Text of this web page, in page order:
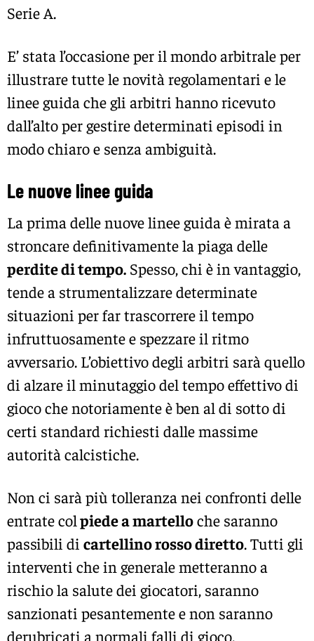
Serie A.
E’ stata l’occasione per il mondo arbitrale per
illustrare tutte le novità regolamentari e le
linee guida che gli arbitri hanno ricevuto
dall’alto per gestire determinati episodi in
modo chiaro e senza ambiguità.
Le nuove linee guida
La prima delle nuove linee guida è mirata a
stroncare definitivamente la piaga delle
perdite di tempo. Spesso, chi è in vantaggio,
tende a strumentalizzare determinate
situazioni per far trascorrere il tempo
infruttuosamente e spezzare il ritmo
avversario. L’obiettivo degli arbitri sarà quello
di alzare il minutaggio del tempo effettivo di
gioco che notoriamente è ben al di sotto di
certi standard richiesti dalle massime
autorità calcistiche.
Non ci sarà più tolleranza nei confronti delle
entrate colpiede a martelloche saranno
passibili di cartellino rosso diretto. Tutti gli
interventi che in generale metteranno a
rischio la salute dei giocatori, saranno
sanzionati pesantemente e non saranno
derubricati a normali falli di gioco.